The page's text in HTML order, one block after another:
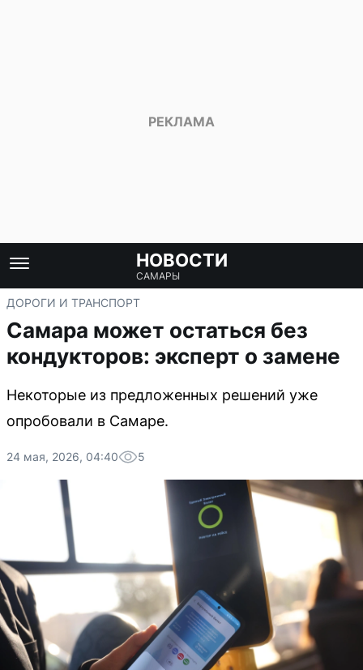
НОВОСТИ
САМАРЫ
ДОРОГИ И ТРАНСПОРТ
Самара может остаться без
кондукторов: эксперт о замене
Некоторые из предложенных решений уже
опробовали в Самаре.
24 мая, 2026, 04:40 5